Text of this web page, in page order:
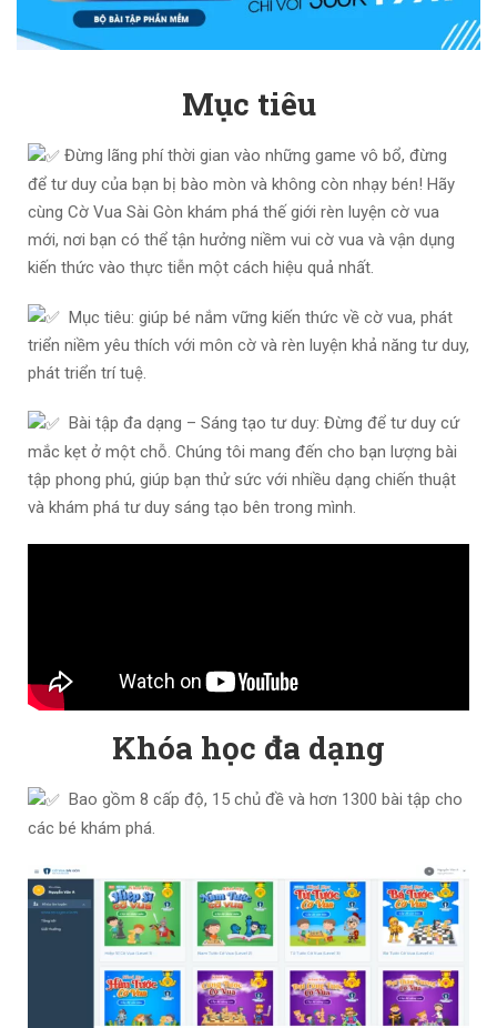
Mục tiêu
Đừng lãng phí thời gian vào những game vô bổ, đừng
để tư duy của bạn bị bào mòn và không còn nhạy bén! Hãy
cùng Cờ Vua Sài Gòn khám phá thế giới rèn luyện cờ vua
mới, nơi bạn có thể tận hưởng niềm vui cờ vua và vận dụng
kiến thức vào thực tiễn một cách hiệu quả nhất.
Mục tiêu: giúp bé nắm vững kiến thức về cờ vua, phát
triển niềm yêu thích với môn cờ và rèn luyện khả năng tư duy,
phát triển trí tuệ.
Bài tập đa dạng – Sáng tạo tư duy: Đừng để tư duy cứ
mắc kẹt ở một chỗ. Chúng tôi mang đến cho bạn lượng bài
tập phong phú, giúp bạn thử sức với nhiều dạng chiến thuật
và khám phá tư duy sáng tạo bên trong mình.
Khóa học đa dạng
Bao gồm 8 cấp độ, 15 chủ đề và hơn 1300 bài tập cho
các bé khám phá.